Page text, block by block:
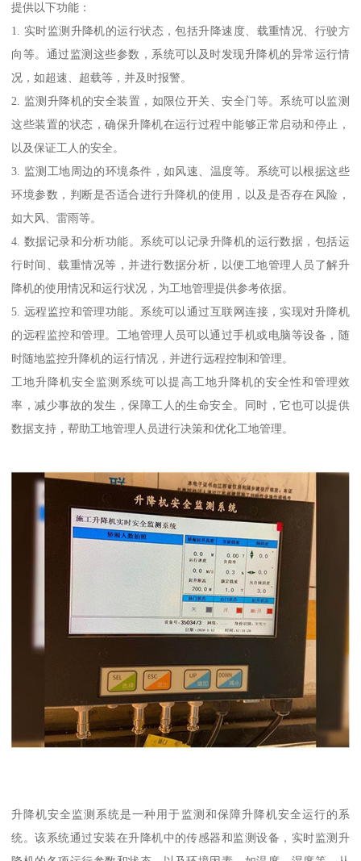
提供以下功能：
1. 实时监测升降机的运行状态，包括升降速度、载重情况、行驶方
向等。通过监测这些参数，系统可以及时发现升降机的异常运行情
况，如超速、超载等，并及时报警。
2. 监测升降机的安全装置，如限位开关、安全门等。系统可以监测
这些装置的状态，确保升降机在运行过程中能够正常启动和停止，
以及保证工人的安全。
3. 监测工地周边的环境条件，如风速、温度等。系统可以根据这些
环境参数，判断是否适合进行升降机的使用，以及是否存在风险，
如大风、雷雨等。
4. 数据记录和分析功能。系统可以记录升降机的运行数据，包括运
行时间、载重情况等，并进行数据分析，以便工地管理人员了解升
降机的使用情况和运行状况，为工地管理提供参考依据。
5. 远程监控和管理功能。系统可以通过互联网连接，实现对升降机
的远程监控和管理。工地管理人员可以通过手机或电脑等设备，随
时随地监控升降机的运行情况，并进行远程控制和管理。
工地升降机安全监测系统可以提高工地升降机的安全性和管理效
率，减少事故的发生，保障工人的生命安全。同时，它也可以提供
数据支持，帮助工地管理人员进行决策和优化工地管理。
升降机安全监测系统是一种用于监测和保障升降机安全运行的系
统。该系统通过安装在升降机中的传感器和监测设备，实时监测升